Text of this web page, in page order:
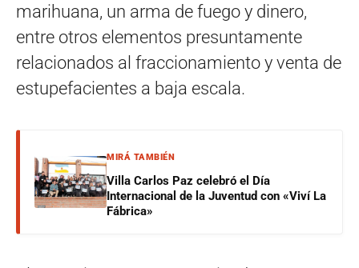
marihuana, un arma de fuego y dinero,
entre otros elementos presuntamente
relacionados al fraccionamiento y venta de
estupefacientes a baja escala.
MIRÁ TAMBIÉN
Villa Carlos Paz celebró el Día
Internacional de la Juventud con «Viví La
Fábrica»